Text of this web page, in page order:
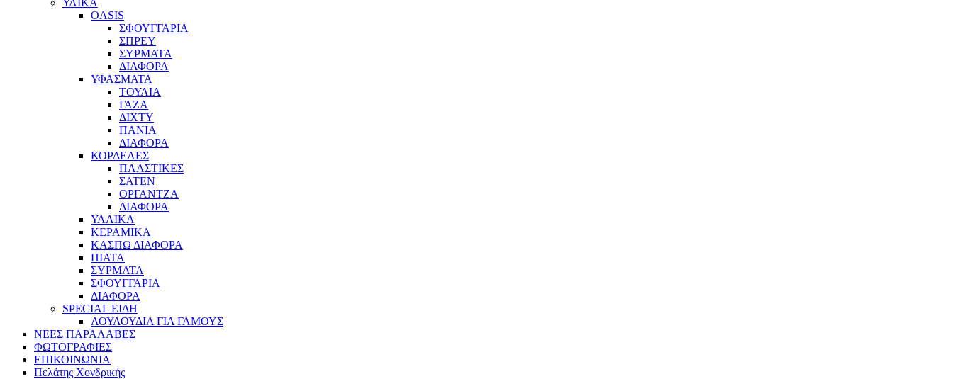
ΥΛΙΚΑ
OASIS
ΣΦΟΥΓΓΑΡΙΑ
ΣΠΡΕΥ
ΣΥΡΜΑΤΑ
ΔΙΑΦΟΡΑ
ΥΦΑΣΜΑΤΑ
ΤΟΥΛΙΑ
ΓΑΖΑ
ΔΙΧΤΥ
ΠΑΝΙΑ
ΔΙΑΦΟΡΑ
ΚΟΡΔΕΛΕΣ
ΠΛΑΣΤΙΚΕΣ
ΣΑΤΕΝ
ΟΡΓΑΝΤΖΑ
ΔΙΑΦΟΡΑ
ΥΑΛΙΚΑ
ΚΕΡΑΜΙΚΑ
ΚΑΣΠΩ ΔΙΑΦΟΡΑ
ΠΙΑΤΑ
ΣΥΡΜΑΤΑ
ΣΦΟΥΓΓΑΡΙΑ
ΔΙΑΦΟΡΑ
SPECIAL ΕΙΔΗ
ΛΟΥΛΟΥΔΙΑ ΓΙΑ ΓΑΜΟΥΣ
ΝΕΕΣ ΠΑΡΑΛΑΒΕΣ
ΦΩΤΟΓΡΑΦΙΕΣ
ΕΠΙΚΟΙΝΩΝΙΑ
Πελάτης Χονδρικής